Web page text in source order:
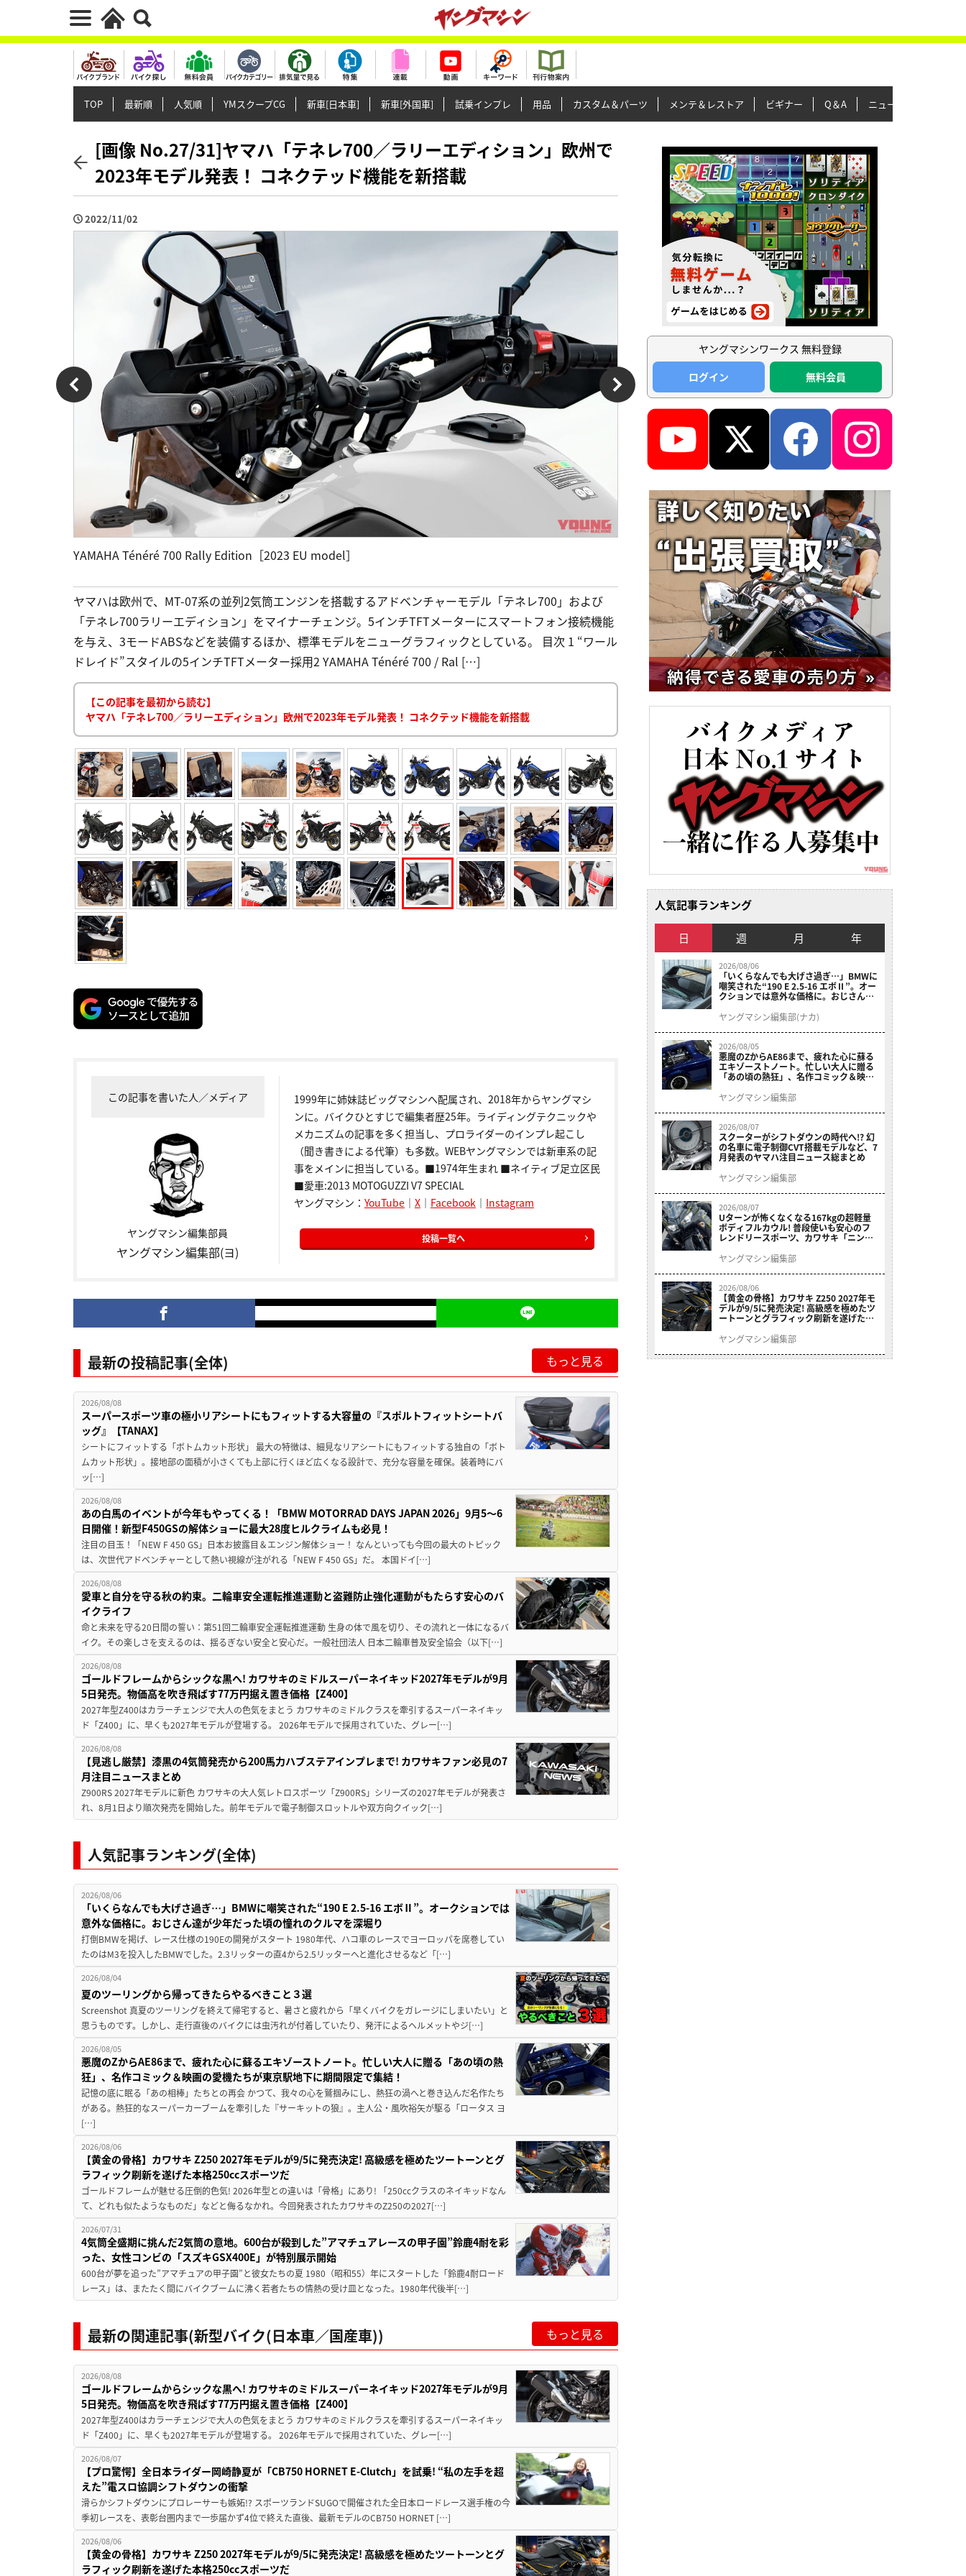
TOP 最新順 人気順 YMスクープCG 新車[日本車] 新車[外国車] 試乗インプレ 用品 カスタム＆パーツ メンテ＆レストア ビギナー Q＆A ニュース＆トピックス
[画像 No.27/31]ヤマハ「テネレ700／ラリーエディション」欧州で
2023年モデル発表！ コネクテッド機能を新搭載
2022/11/02
YAMAHA Ténéré 700 Rally Edition［2023 EU model］
ヤマハは欧州で、MT-07系の並列2気筒エンジンを搭載するアドベンチャーモデル「テネレ700」および
「テネレ700ラリーエディション」をマイナーチェンジ。5インチTFTメーターにスマートフォン接続機能
を与え、3モードABSなどを装備するほか、標準モデルをニューグラフィックとしている。 目次 1 “ワール
ドレイド”スタイルの5インチTFTメーター採用2 YAMAHA Ténéré 700 / Ral […]
【この記事を最初から読む】
ヤマハ「テネレ700／ラリーエディション」欧州で2023年モデル発表！ コネクテッド機能を新搭載
この記事を書いた人／メディア
ヤングマシン編集部員
ヤングマシン編集部(ヨ)
1999年に姉妹誌ビッグマシンへ配属され、2018年からヤングマシ
ンに。バイクひとすじで編集者歴25年。ライディングテクニックや
メカニズムの記事を多く担当し、プロライダーのインプレ起こし
（聞き書きによる代筆）も多数。WEBヤングマシンでは新車系の記
事をメインに担当している。■1974年生まれ ■ネイティブ足立区民
■愛車:2013 MOTOGUZZI V7 SPECIAL
ヤングマシン： YouTube｜ X｜ Facebook ｜ Instagram
投稿一覧へ
最新の投稿記事(全体) もっと見る
2026/08/08
スーパースポーツ車の極小リアシートにもフィットする大容量の『スポルトフィットシートバ
ッグ』【TANAX】
シートにフィットする「ボトムカット形状」 最大の特徴は、細見なリアシートにもフィットする独自の「ボト
ムカット形状」。接地部の面積が小さくても上部に行くほど広くなる設計で、充分な容量を確保。装着時にバ
ッ[…]
2026/08/08
あの白馬のイベントが今年もやってくる！「BMW MOTORRAD DAYS JAPAN 2026」9月5〜6
日開催！新型F450GSの解体ショーに最大28度ヒルクライムも必見！
注目の目玉！「NEW F 450 GS」日本お披露目＆エンジン解体ショー！ なんといっても今回の最大のトピック
は、次世代アドベンチャーとして熱い視線が注がれる「NEW F 450 GS」だ。 本国ドイ[…]
2026/08/08
愛車と自分を守る秋の約束。二輪車安全運転推進運動と盗難防止強化運動がもたらす安心のバ
イクライフ
命と未来を守る20日間の誓い：第51回二輪車安全運転推進運動 生身の体で風を切り、その流れと一体になるバ
イク。その楽しさを支えるのは、揺るぎない安全と安心だ。一般社団法人 日本二輪車普及安全協会（以下[…]
2026/08/08
ゴールドフレームからシックな黒へ! カワサキのミドルスーパーネイキッド2027年モデルが9月
5日発売。物価高を吹き飛ばす77万円据え置き価格【Z400】
2027年型Z400はカラーチェンジで大人の色気をまとう カワサキのミドルクラスを牽引するスーパーネイキッ
ド「Z400」に、早くも2027年モデルが登場する。 2026年モデルで採用されていた、グレー[…]
2026/08/08
【見逃し厳禁】漆黒の4気筒発売から200馬力ハブステアインプレまで! カワサキファン必見の7
月注目ニュースまとめ
Z900RS 2027年モデルに新色 カワサキの大人気レトロスポーツ「Z900RS」シリーズの2027年モデルが発表さ
れ、8月1日より順次発売を開始した。前年モデルで電子制御スロットルや双方向クイック[…]
人気記事ランキング(全体)
2026/08/06
「いくらなんでも大げさ過ぎ…」BMWに嘲笑された“190 E 2.5-16 エボⅡ”。オークションでは
意外な価格に。おじさん達が少年だった頃の憧れのクルマを深堀り
打倒BMWを掲げ、レース仕様の190Eの開発がスタート 1980年代、ハコ車のレースでヨーロッパを席巻してい
たのはM3を投入したBMWでした。2.3リッターの直4から2.5リッターへと進化させるなど「[…]
2026/08/04
夏のツーリングから帰ってきたらやるべきこと３選
Screenshot 真夏のツーリングを終えて帰宅すると、暑さと疲れから「早くバイクをガレージにしまいたい」と
思うものです。しかし、走行直後のバイクには虫汚れが付着していたり、発汗によるヘルメットやジ[…]
2026/08/05
悪魔のZからAE86まで、疲れた心に蘇るエキゾーストノート。忙しい大人に贈る「あの頃の熱
狂」、名作コミック＆映画の愛機たちが東京駅地下に期間限定で集結！
記憶の底に眠る「あの相棒」たちとの再会 かつて、我々の心を鷲掴みにし、熱狂の渦へと巻き込んだ名作たち
がある。熱狂的なスーパーカーブームを牽引した『サーキットの狼』。主人公・風吹裕矢が駆る「ロータス ヨ
[…]
2026/08/06
【黄金の骨格】カワサキ Z250 2027年モデルが9/5に発売決定! 高級感を極めたツートーンとグ
ラフィック刷新を遂げた本格250ccスポーツだ
ゴールドフレームが魅せる圧倒的色気! 2026年型との違いは「骨格」にあり! 「250ccクラスのネイキッドなん
て、どれも似たようなものだ」などと侮るなかれ。今回発表されたカワサキのZ250の2027[…]
2026/07/31
4気筒全盛期に挑んだ2気筒の意地。600台が殺到した”アマチュアレースの甲子園”鈴鹿4耐を彩
った、女性コンビの「スズキGSX400E」が特別展示開始
600台が夢を追った”アマチュアの甲子園”と彼女たちの夏 1980（昭和55）年にスタートした「鈴鹿4耐ロード
レース」は、またたく間にバイクブームに沸く若者たちの情熱の受け皿となった。1980年代後半[…]
最新の関連記事(新型バイク(日本車／国産車)) もっと見る
2026/08/08
ゴールドフレームからシックな黒へ! カワサキのミドルスーパーネイキッド2027年モデルが9月
5日発売。物価高を吹き飛ばす77万円据え置き価格【Z400】
2027年型Z400はカラーチェンジで大人の色気をまとう カワサキのミドルクラスを牽引するスーパーネイキッ
ド「Z400」に、早くも2027年モデルが登場する。 2026年モデルで採用されていた、グレー[…]
2026/08/07
【プロ驚愕】全日本ライダー岡崎静夏が「CB750 HORNET E-Clutch」を試乗! “私の左手を超
えた”電スロ協調シフトダウンの衝撃
滑らかシフトダウンにプロレーサーも嫉妬!? スポーツランドSUGOで開催された全日本ロードレース選手権の今
季初レースを、表彰台圏内まで一歩届かず4位で終えた直後、最新モデルのCB750 HORNET […]
2026/08/06
【黄金の骨格】カワサキ Z250 2027年モデルが9/5に発売決定! 高級感を極めたツートーンとグ
ラフィック刷新を遂げた本格250ccスポーツだ
ヤングマシンワークス 無料登録
ログイン
無料会員
人気記事ランキング
日 週 月 年
2026/08/06
「いくらなんでも大げさ過ぎ…」BMWに
嘲笑された“190 E 2.5-16 エボⅡ”。オー
クションでは意外な価格に。おじさん達
ヤングマシン編集部(ナカ)
2026/08/05
悪魔のZからAE86まで、疲れた心に蘇る
エキゾーストノート。忙しい大人に贈る
「あの頃の熱狂」、名作コミック＆映画
結！
ヤングマシン編集部
2026/08/07
スクーターがシフトダウンの時代へ!? 幻
の名車に電子制御CVT搭載モデルなど、7
月発表のヤマハ注目ニュース総まとめ
ヤングマシン編集部
2026/08/07
Uターンが怖くなくなる167kgの超軽量
ボディフルカウル! 普段使いも安心のフ
レンドリースポーツ、カワサキ「ニンジ
9/5発売
ヤングマシン編集部
2026/08/06
【黄金の骨格】カワサキ Z250 2027年モ
デルが9/5に発売決定! 高級感を極めたツ
ートーンとグラフィック刷新を遂げた本
ヤングマシン編集部